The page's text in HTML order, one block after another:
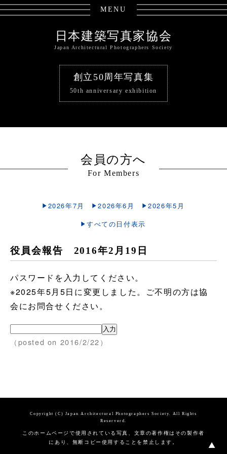
MENU
日本建築写真家協会
Japan Architectural Photographers Society
創立50周年写真集
50th anniversary exhibition
会員の方へ
For Members
2026年7月 2026年6月
2026年5月
すべての日付表示
役員会報告 2016年2月19日
パスワードを入力してください。
※2025年5月5日に変更しました。ご不明の方は協
会にお問合せください。
（posted on 2016/2/22）
Copyright (C) Japan Architectural Photographers Society. All Rights
Reserverd.
このホームページで使用されている写真、文章の著作権はその製作者
にあり、無断コピー使用することを禁止します。